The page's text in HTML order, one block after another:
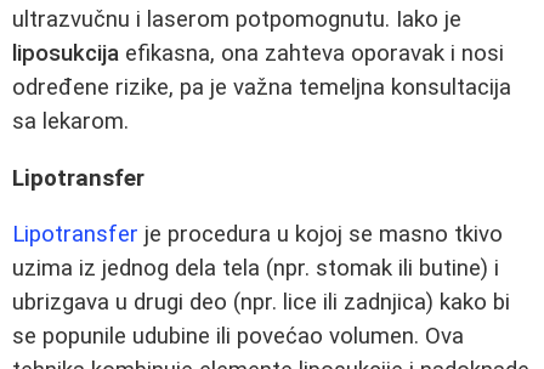
ultrazvučnu i laserom potpomognutu. Iako je
liposukcija efikasna, ona zahteva oporavak i nosi
određene rizike, pa je važna temeljna konsultacija
sa lekarom.
Lipotransfer
Lipotransfer je procedura u kojoj se masno tkivo
uzima iz jednog dela tela (npr. stomak ili butine) i
ubrizgava u drugi deo (npr. lice ili zadnjica) kako bi
se popunile udubine ili povećao volumen. Ova